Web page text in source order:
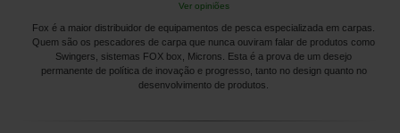
Ver opiniões
Fox é a maior distribuidor de equipamentos de pesca especializada em carpas.
Quem são os pescadores de carpa que nunca ouviram falar de produtos como
Swingers, sistemas FOX box, Microns. Esta é a prova de um desejo
permanente de política de inovação e progresso, tanto no design quanto no
desenvolvimento de produtos.